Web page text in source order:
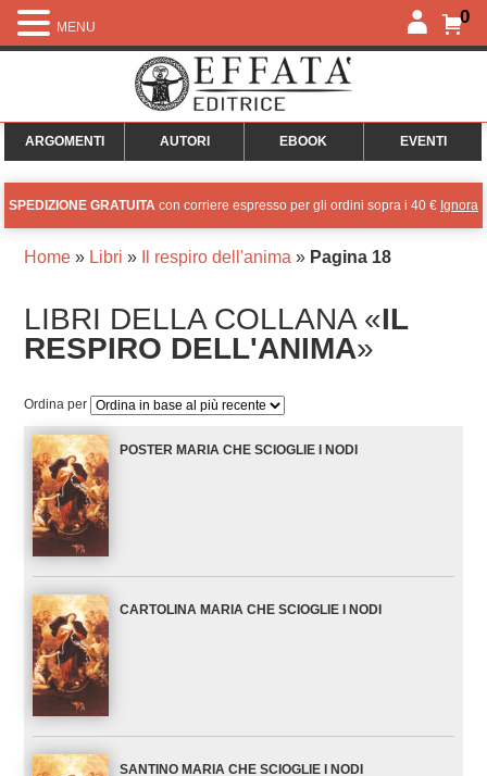
0
ARGOMENTI AUTORI EBOOK EVENTI
SPEDIZIONE GRATUITA con corriere espresso per gli ordini sopra i 40 € Ignora
Home» Libri » Il respiro dell'anima » Pagina 18
LIBRI DELLA COLLANA «IL
RESPIRO DELL'ANIMA»
Ordina per
POSTER MARIA CHE SCIOGLIE I NODI
CARTOLINA MARIA CHE SCIOGLIE I NODI
SANTINO MARIA CHE SCIOGLIE I NODI
MENU